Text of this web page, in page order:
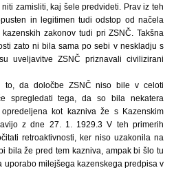
zamisliti, kaj šele predvideti. Prav iz teh
in legitimen tudi odstop od načela
zakonov tudi pri ZSNČ. Takšna
zato ni bila sama po sebi v neskladju s
uveljavitve ZSNČ priznavali civilizirani
to, da določbe ZSNČ niso bile v celoti
spregledati tega, da so bila nekatera
kot kazniva že s Kazenskim
z dne 27. 1. 1929.3 V teh primerih
retroaktivnosti, ker niso uzakonila na
bila že pred tem kazniva, ampak bi šlo tu
uporabo milejšega kazenskega predpisa v